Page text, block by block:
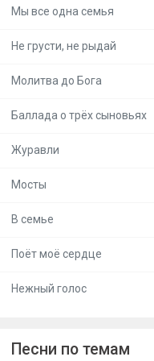
Мы все одна семья
Не грусти, не рыдай
Молитва до Бога
Баллада о трёх сыновьях
Журавли
Мосты
В семье
Поёт моё сердце
Нежный голос
Песни по темам